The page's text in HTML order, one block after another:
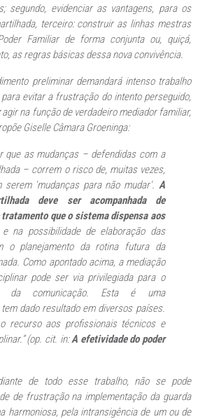
segundo, evidenciar as vantagens, para os
terceiro: construir as linhas mestras
Familiar de forma conjunta ou, quiçá,
as regras básicas dessa nova convivência.
preliminar demandará intenso trabalho
evitar a frustração do intento perseguido,
na função de verdadeiro mediador familiar,
Giselle Câmara Groeninga:
que as mudanças – defendidas com a
– correm o risco de, muitas vezes,
serem 'mudanças para não mudar'. A
deve ser acompanhada de
que o sistema dispensa aos
na possibilidade de elaboração das
o planejamento da rotina futura da
Como apontado acima, a mediação
pode ser via privilegiada para o
da comunicação. Esta é uma
dado resultado em diversos países.
recurso aos profissionais técnicos e
(op. cit. in:A efetividade do poder
de todo esse trabalho, não se pode
de frustração na implementação da guarda
harmoniosa, pela intransigência de um ou de